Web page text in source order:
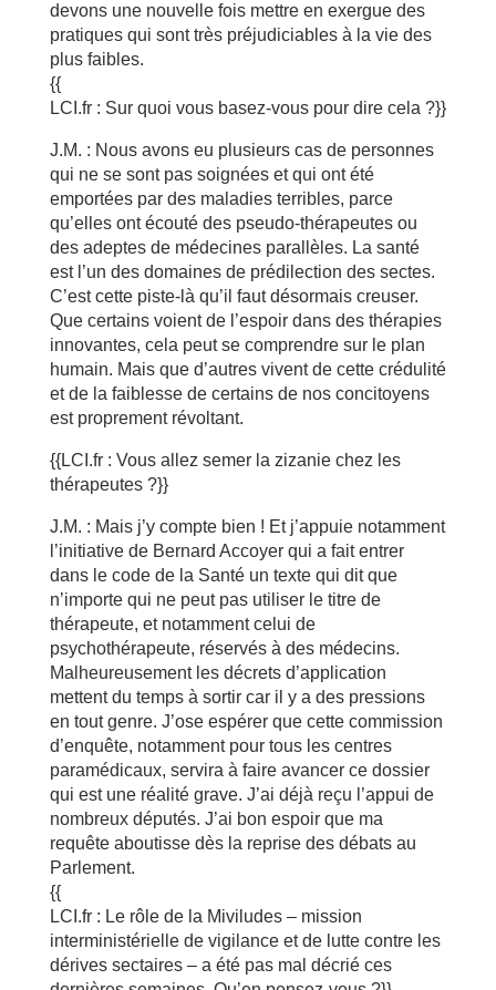
devons une nouvelle fois mettre en exergue des
pratiques qui sont très préjudiciables à la vie des
plus faibles.
{{
LCI.fr : Sur quoi vous basez-vous pour dire cela ?}}
J.M. : Nous avons eu plusieurs cas de personnes
qui ne se sont pas soignées et qui ont été
emportées par des maladies terribles, parce
qu’elles ont écouté des pseudo-thérapeutes ou
des adeptes de médecines parallèles. La santé
est l’un des domaines de prédilection des sectes.
C’est cette piste-là qu’il faut désormais creuser.
Que certains voient de l’espoir dans des thérapies
innovantes, cela peut se comprendre sur le plan
humain. Mais que d’autres vivent de cette crédulité
et de la faiblesse de certains de nos concitoyens
est proprement révoltant.
{{LCI.fr : Vous allez semer la zizanie chez les
thérapeutes ?}}
J.M. : Mais j’y compte bien ! Et j’appuie notamment
l’initiative de Bernard Accoyer qui a fait entrer
dans le code de la Santé un texte qui dit que
n’importe qui ne peut pas utiliser le titre de
thérapeute, et notamment celui de
psychothérapeute, réservés à des médecins.
Malheureusement les décrets d’application
mettent du temps à sortir car il y a des pressions
en tout genre. J’ose espérer que cette commission
d’enquête, notamment pour tous les centres
paramédicaux, servira à faire avancer ce dossier
qui est une réalité grave. J’ai déjà reçu l’appui de
nombreux députés. J’ai bon espoir que ma
requête aboutisse dès la reprise des débats au
Parlement.
{{
LCI.fr : Le rôle de la Miviludes – mission
interministérielle de vigilance et de lutte contre les
dérives sectaires – a été pas mal décrié ces